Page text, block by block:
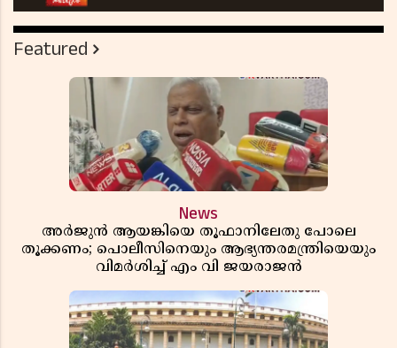
Featured
News
അർജുൻ ആയങ്കിയെ തൂഫാനിലേതു പോലെ
തൂക്കണം; പൊലീസിനെയും ആഭ്യന്തരമന്ത്രിയെയും
വിമർശിച്ച് എം വി ജയരാജൻ